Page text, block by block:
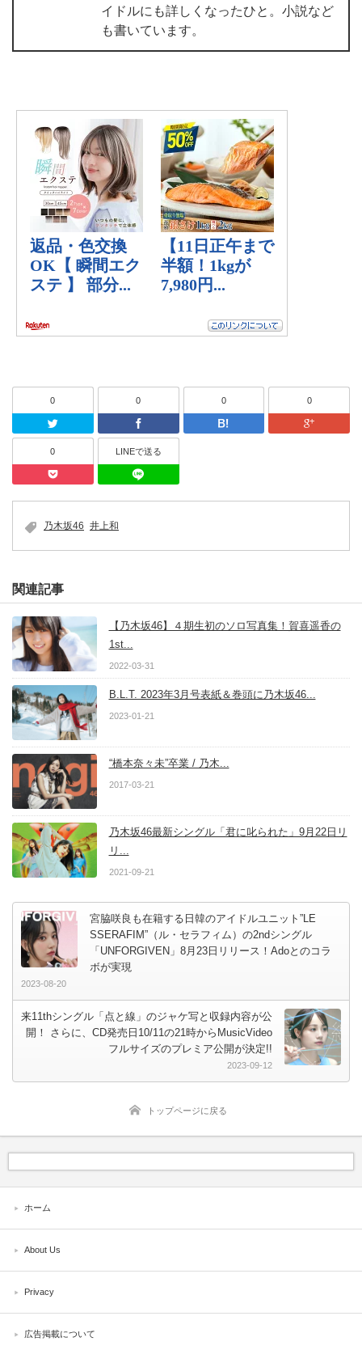
イドルにも詳しくなったひと。小説など
も書いています。
0
Twitter
0
Facebook
0
はてなブッ
0
0
Pocket
LINEで送る
乃木坂46 井上和
関連記事
【乃木坂46】４期生初のソロ写真集！賀喜遥香の
1st...
2022-03-31
B.L.T. 2023年3月号表紙＆巻頭に乃木坂46...
2023-01-21
“橋本奈々未”卒業 / 乃木...
2017-03-21
乃木坂46最新シングル「君に叱られた」9月22日リ
リ...
2021-09-21
宮脇咲良も在籍する日韓のアイドルユニット”LE
SSERAFIM”（ル・セラフィム）の2ndシングル
「UNFORGIVEN」8月23日リリース！Adoとのコラ
ボが実現
2023-08-20
来11thシングル「点と線」のジャケ写と収録内容が公
開！ さらに、CD発売日10/11の21時からMusicVideo
フルサイズのプレミア公開が決定!!
2023-09-12
トップページに戻る
ホーム
About Us
Privacy
広告掲載について